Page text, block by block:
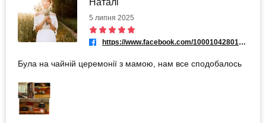
Наталі
5 липня 2025
https://www.facebook.com/100010428013950
Була на чайній церемонії з мамою, нам все сподобалось